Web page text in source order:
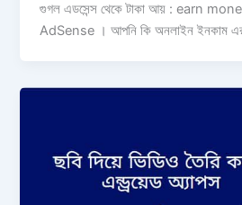
গুগল এডসেন্স থেকে টাকা আয় : earn
AdSense । আপনি কি অনলাইন ইনকাম